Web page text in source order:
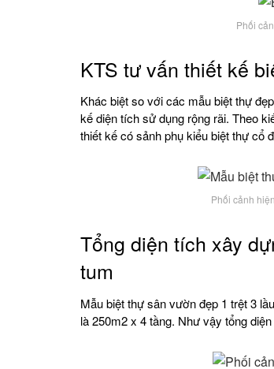
Phối
KTS tư vấn thiết kế
Khác biệt so với các mẫu biệt thự
kế diện tích sử dụng rộng rãi. Theo
thiết kế có sảnh phụ kiểu biệt thự cổ
Phối cảnh
Tổng diện tích xây
tum
Mẫu biệt thự sân vườn đẹp 1 trệt 3
là 250m2 x 4 tầng. Như vậy tổng